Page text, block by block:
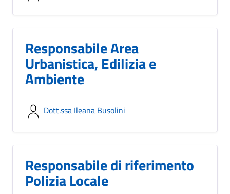
Responsabile Area
Urbanistica, Edilizia e
Ambiente
Dott.ssa Ileana Busolini
Responsabile di riferimento
Polizia Locale